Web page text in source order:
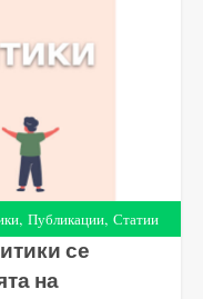
, Публикации, Статии
се
на